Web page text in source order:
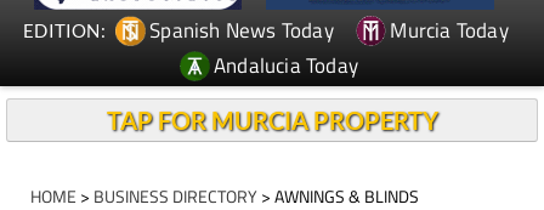
EDITION: Spanish News Today
Murcia Today
Andalucia Today
TAP FOR MURCIA PROPERTY
HOME > BUSINESS DIRECTORY> AWNINGS & BLINDS